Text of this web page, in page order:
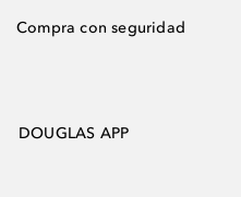
Compra con seguridad
DOUGLAS APP